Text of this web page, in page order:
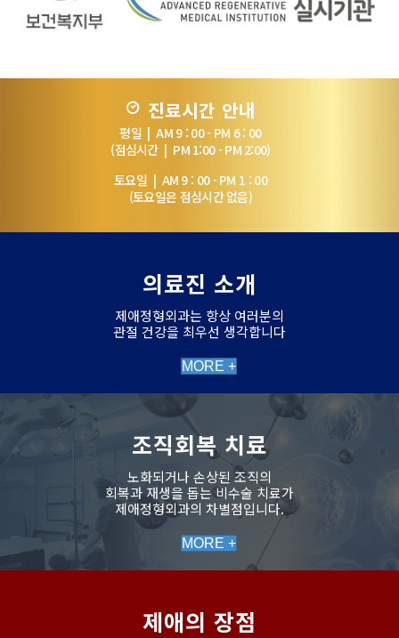
진료시간 안내
평일 | AM 9 : 00 - PM 6 : 00
(점심시간 | PM 1:00 - PM 2:00)
토요일 | AM 9 : 00 - PM 1 : 00
(토요일은 점심시간 없음)
의료진 소개
제애정형외과는 항상 여러분의
관절 건강을 최우선 생각합니다
MORE +
조직회복 치료
노화되거나 손상된 조직의
회복과 재생을 돕는 비수술 치료가
제애정형외과의 차별점입니다.
MORE +
제애의 장점